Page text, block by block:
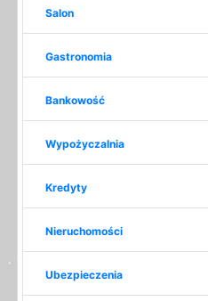
Salon
Gastronomia
Bankowość
Wypożyczalnia
Kredyty
Nieruchomości
Ubezpieczenia